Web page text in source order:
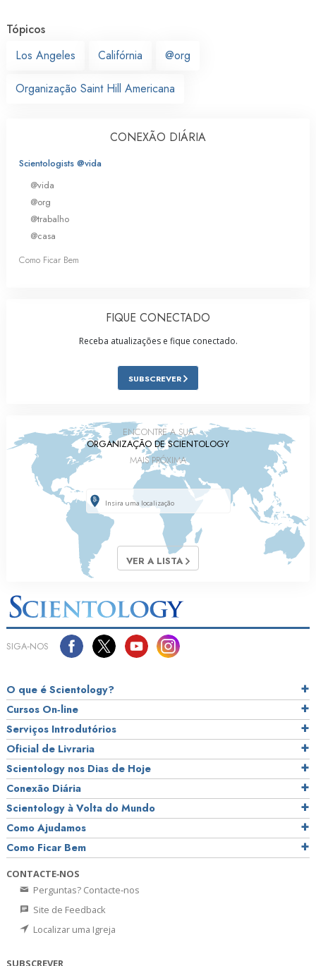
Tópicos
Los Angeles
Califórnia @org
Organização Saint Hill Americana
CONEXÃO DIÁRIA
Scientologists @vida
@vida
@org
@trabalho
@casa
Como Ficar Bem
FIQUE CONECTADO
Receba atualizações e fique conectado.
SUBSCREVER
ENCONTRE A SUA
ORGANIZAÇÃO DE SCIENTOLOGY
MAIS PRÓXIMA
VER A LISTA
SIGA‑NOS
O que é Scientology?
Cursos On‑line
Serviços Introdutórios
Oficial de Livraria
Scientology nos Dias de Hoje
Conexão Diária
Scientology à Volta do Mundo
Como Ajudamos
Como Ficar Bem
CONTACTE‑NOS
Perguntas? Contacte‑nos
Site de Feedback
Localizar uma Igreja
SUBSCREVER